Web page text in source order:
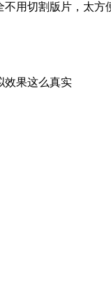
全不用切割版片，太
拟效果这么真实